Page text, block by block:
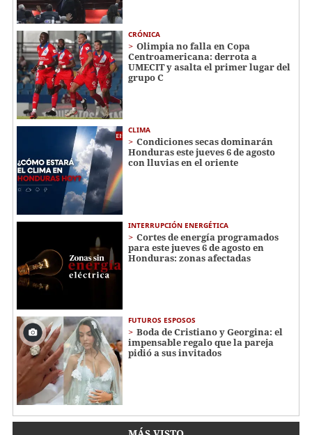
CRÓNICA
Olimpia no falla en Copa
Centroamericana: derrota a
UMECIT y asalta el primer lugar del
grupo C
CLIMA
Condiciones secas dominarán
Honduras este jueves 6 de agosto
con lluvias en el oriente
INTERRUPCIÓN ENERGÉTICA
Cortes de energía programados
para este jueves 6 de agosto en
Honduras: zonas afectadas
FUTUROS ESPOSOS
Boda de Cristiano y Georgina: el
impensable regalo que la pareja
pidió a sus invitados